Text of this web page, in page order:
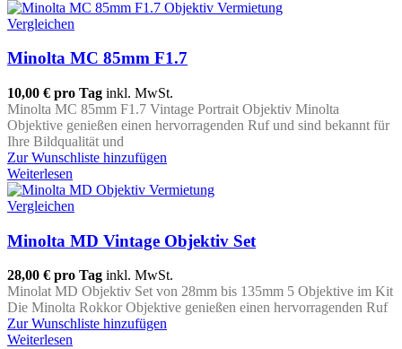
Vergleichen
Minolta MC 85mm F1.7
10,00 € pro Tag inkl. MwSt.
Minolta MC 85mm F1.7 Vintage Portrait Objektiv Minolta
Objektive genießen einen hervorragenden Ruf und sind bekannt für
Ihre Bildqualität und
Zur Wunschliste hinzufügen
Weiterlesen
Vergleichen
Minolta MD Vintage Objektiv Set
28,00 € pro Tag inkl. MwSt.
Minolat MD Objektiv Set von 28mm bis 135mm 5 Objektive im Kit
Die Minolta Rokkor Objektive genießen einen hervorragenden Ruf
Zur Wunschliste hinzufügen
Weiterlesen